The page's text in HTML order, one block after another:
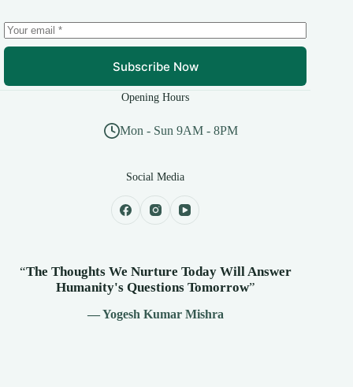
Subscribe Now
Opening Hours
Mon - Sun 9AM - 8PM
Social Media
“The Thoughts We Nurture Today Will Answer
Humanity's Questions Tomorrow”
— Yogesh Kumar Mishra